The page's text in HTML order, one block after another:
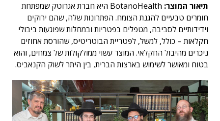
תיאור המוצר:
BotanoHealth היא חברת אגרוטק שמפתחת
חומרים טבעיים להגנת הצומח. הפתרונות שלה, שהם ירוקים
וידידותיים לסביבה, מטפלים בפטריות ובמחלות שפוגעות ביבולי
חקלאות – כולל, למשל, לפטריית הבוטריטיס, שהורסת אחוזים
ניכרים מהיבול החקלאי. המוצר עשוי ממולקולות של צמחים, והוא
בטוח ומאושר לשימוש בארצות הברית, בין היתר לשוק הקנאביס.